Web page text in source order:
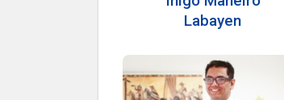
Labayen